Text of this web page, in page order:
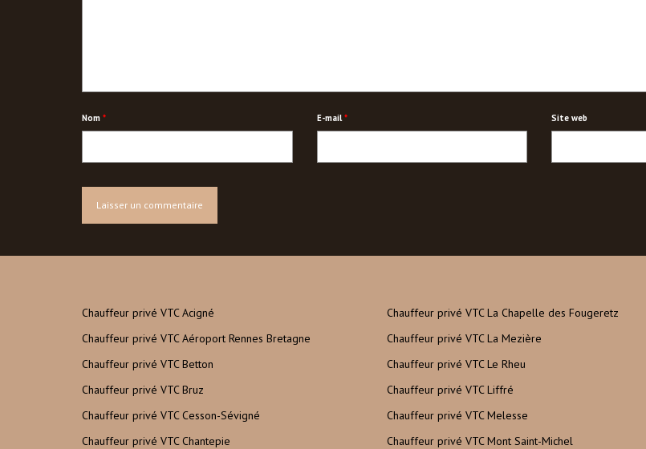
Nom * E-mail* Site web
Chauffeur privé VTC Acigné
Chauffeur privé VTC Aéroport Rennes Bretagne
Chauffeur privé VTC Betton
Chauffeur privé VTC Bruz
Chauffeur privé VTC Cesson-Sévigné
Chauffeur privé VTC Chantepie
Chauffeur privé VTC La Chapelle des Fougeretz
Chauffeur privé VTC La Mezière
Chauffeur privé VTC Le Rheu
Chauffeur privé VTC Liffré
Chauffeur privé VTC Melesse
Chauffeur privé VTC Mont Saint-Michel